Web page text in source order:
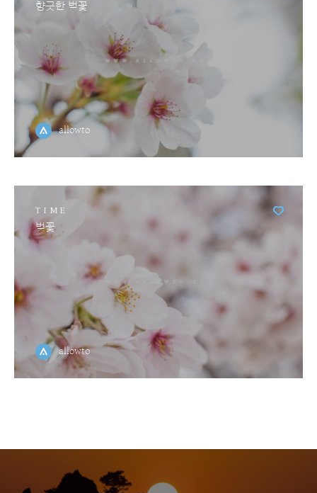
향긋한 벚꽃
allowto
TIME
벚꽃
allowto